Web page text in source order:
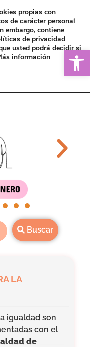
Buscar
LA
igualdad son
con el
de
propias con
de carácter personal
embargo, contiene
de privacidad
usted podrá decidir si
información